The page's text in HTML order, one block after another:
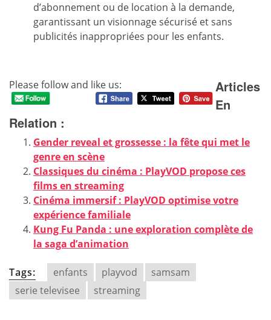
d’abonnement ou de location à la demande,
garantissant un visionnage sécurisé et sans
publicités inappropriées pour les enfants.
Please follow and like us:
Articles
En
Relation :
Gender reveal et grossesse : la fête qui met le
genre en scène
Classiques du cinéma : PlayVOD propose ces
films en streaming
Cinéma immersif : PlayVOD optimise votre
expérience familiale
Kung Fu Panda : une exploration complète de
la saga d’animation
Tags: enfants playvod
samsam
serie televisee
streaming